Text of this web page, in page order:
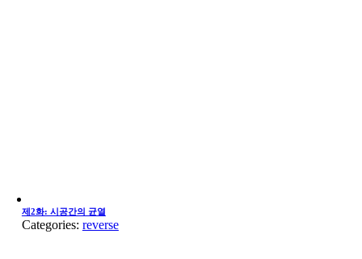
제2화: 시공간의 균열
Categories: reverse